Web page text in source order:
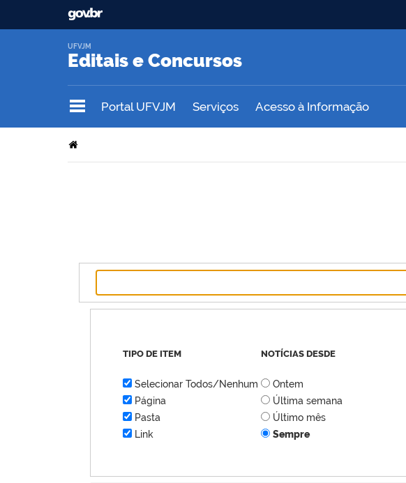
Editais e Concursos
UFVJM
Portal UFVJM Serviços Acesso à Informação
TIPO DE ITEM
Selecionar Todos/Nenhum
Página
Pasta
Link
NOTÍCIAS DESDE
Ontem
Última semana
Último mês
Sempre